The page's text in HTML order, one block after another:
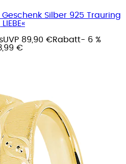
Silber 925 Trauring
UVP 89,90 €Rabatt- 6 %
€